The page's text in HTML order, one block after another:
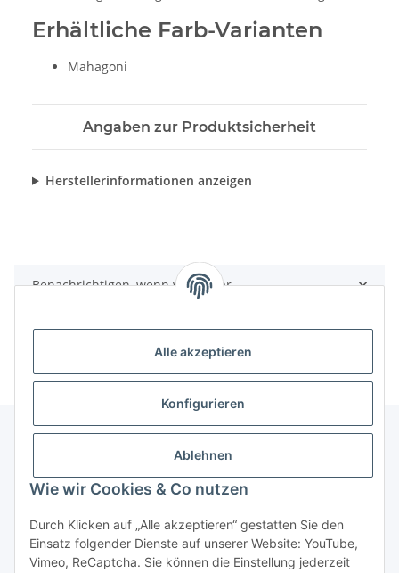
Alle akzeptieren
Konfigurieren
Ablehnen
Wie wir Cookies & Co nutzen
Durch Klicken auf „Alle akzeptieren“ gestatten Sie den
Einsatz folgender Dienste auf unserer Website: YouTube,
Vimeo, ReCaptcha. Sie können die Einstellung jederzeit
Erhältliche Farb-Varianten
Mahagoni
Angaben zur Produktsicherheit
Herstellerinformationen anzeigen
Benachrichtigen, wenn verfügbar
Gesetzliche Informationen